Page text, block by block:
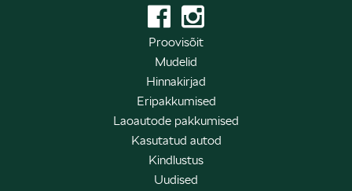
Proovisõit
Mudelid
Hinnakirjad
Eripakkumised
Laoautode pakkumised
Kasutatud autod
Kindlustus
Uudised